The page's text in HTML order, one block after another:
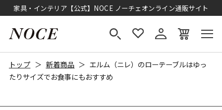
家具・インテリア【公式】NOCE ノーチェオンライン通販サイト
トップ 新着商品
エルム（ニレ）のローテーブルはゆっ
たりサイズでお食事にもおすすめ